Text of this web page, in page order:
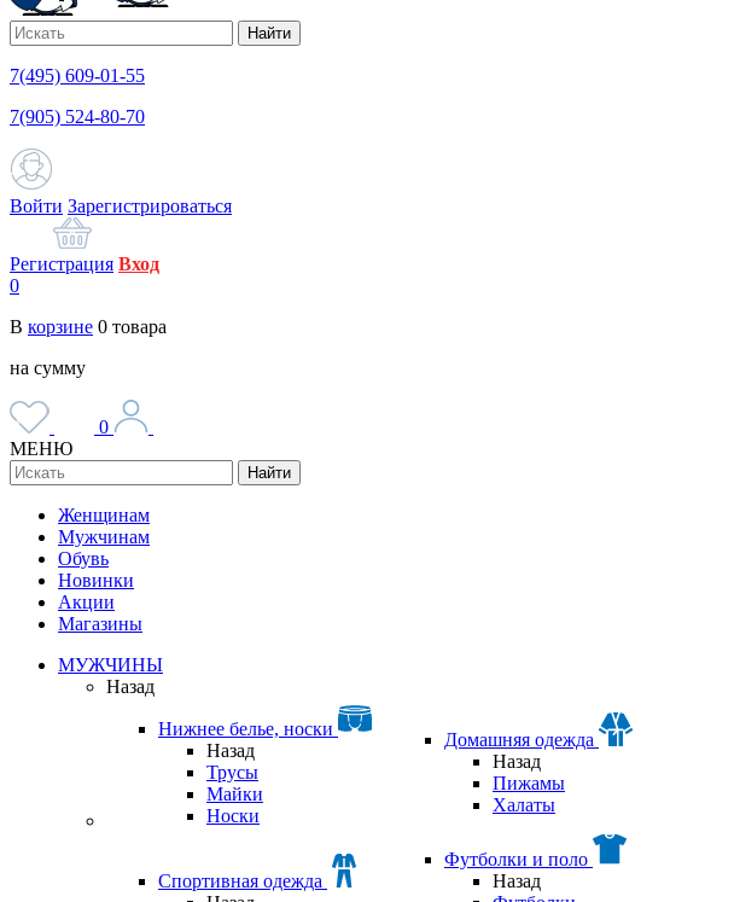
Найти
7(495) 609-01-55
7(905) 524-80-70
Войти Зарегистрироваться
Регистрация Вход
0
В корзине 0 товара
на сумму
0
МЕНЮ
Найти
Женщинам
Мужчинам
Обувь
Новинки
Акции
Магазины
МУЖЧИНЫ
Назад
Нижнее белье, носки
Назад
Трусы
Майки
Носки
Домашняя одежда
Назад
Пижамы
Халаты
Спортивная одежда
Футболки и поло
Назад